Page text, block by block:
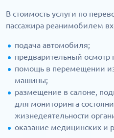
В стоимость услуги по
пассажира реанимобилем
подача автомобиля;
предварительный осмотр
помощь в перемещении
машины;
размещение в салоне,
для мониторинга
жизнедеятельности
оказание медицинских и